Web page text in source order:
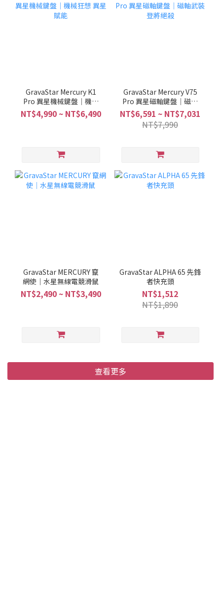
GravaStar Mercury K1
Pro 異星機械鍵盤｜機械
狂想 異星賦能
NT$4,990 ~ NT$6,490
GravaStar Mercury V75
Pro 異星磁軸鍵盤｜磁軸
武裝 登將絕殺
NT$6,591 ~ NT$7,031
NT$7,990
GravaStar MERCURY 竄
網使｜水星無線電競滑鼠
NT$2,490 ~ NT$3,490
GravaStar ALPHA 65 先鋒
者快充頭
NT$1,512
NT$1,890
查看更多